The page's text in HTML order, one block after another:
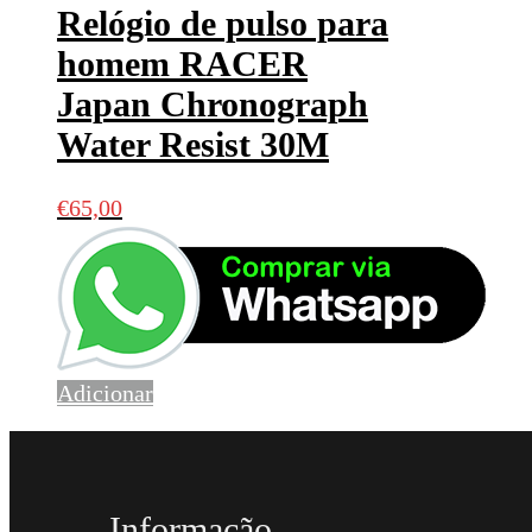
Relógio de pulso para
homem RACER
Japan Chronograph
Water Resist 30M
€65,00
Adicionar